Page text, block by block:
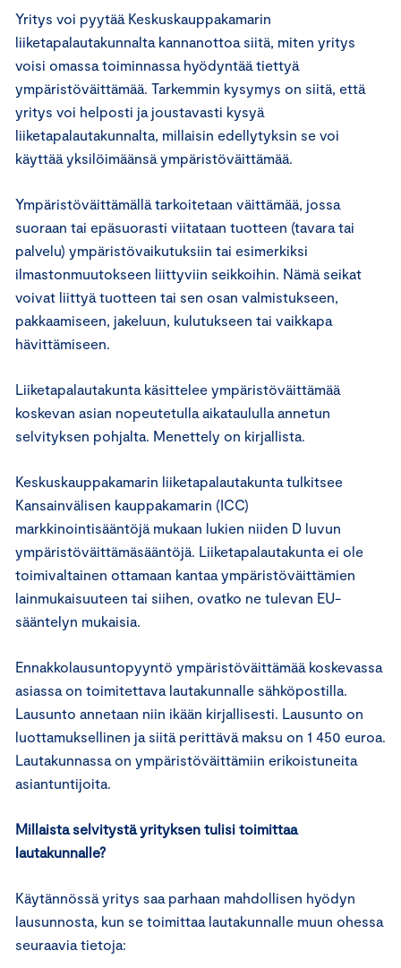
Yritys voi pyytää Keskuskauppakamarin
liiketapalautakunnalta kannanottoa siitä, miten yritys
voisi omassa toiminnassa hyödyntää tiettyä
ympäristöväittämää. Tarkemmin kysymys on siitä, että
yritys voi helposti ja joustavasti kysyä
liiketapalautakunnalta, millaisin edellytyksin se voi
käyttää yksilöimäänsä ympäristöväittämää.
Ympäristöväittämällä tarkoitetaan väittämää, jossa
suoraan tai epäsuorasti viitataan tuotteen (tavara tai
palvelu) ympäristövaikutuksiin tai esimerkiksi
ilmastonmuutokseen liittyviin seikkoihin. Nämä seikat
voivat liittyä tuotteen tai sen osan valmistukseen,
pakkaamiseen, jakeluun, kulutukseen tai vaikkapa
hävittämiseen.
Liiketapalautakunta käsittelee ympäristöväittämää
koskevan asian nopeutetulla aikataululla annetun
selvityksen pohjalta. Menettely on kirjallista.
Keskuskauppakamarin liiketapalautakunta tulkitsee
Kansainvälisen kauppakamarin (ICC)
markkinointisääntöjä mukaan lukien niiden D luvun
ympäristöväittämäsääntöjä. Liiketapalautakunta ei ole
toimivaltainen ottamaan kantaa ympäristöväittämien
lainmukaisuuteen tai siihen, ovatko ne tulevan EU-
sääntelyn mukaisia.
Ennakkolausuntopyyntö ympäristöväittämää koskevassa
asiassa on toimitettava lautakunnalle sähköpostilla.
Lausunto annetaan niin ikään kirjallisesti. Lausunto on
luottamuksellinen ja siitä perittävä maksu on 1 450 euroa.
Lautakunnassa on ympäristöväittämiin erikoistuneita
asiantuntijoita.
Millaista selvitystä yrityksen tulisi toimittaa
lautakunnalle?
Käytännössä yritys saa parhaan mahdollisen hyödyn
lausunnosta, kun se toimittaa lautakunnalle muun ohessa
seuraavia tietoja: